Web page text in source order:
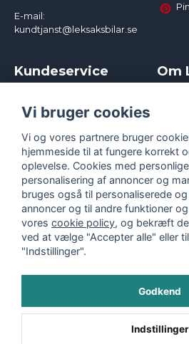
E-mail:
kundtjanst@leksaksbilar.se
Kundeservice
Kampagner og rabatter
Reklamation
Policy chase cars
Returnera
Logga in
Om
Vi bruger cookies
Vi og vores partnere bruger
hjemmeside til at fungere korrekt
oplevelse. Cookies med
personalisering af annoncer og
bruges også til personaliserede
annoncer og til andre funktioner
vores cookie policy, og bekræft
ved at vælge "Accepter alle" eller
"Indstillinger".
Godkend
Indstillinger